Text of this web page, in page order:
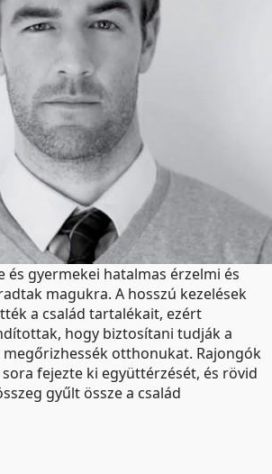
és gyermekei hatalmas érzelmi és
magukra. A hosszú kezelések
a család tartalékait, ezért
hogy biztosítani tudják a
otthonukat. Rajongók
fejezte ki együttérzését, és rövid
gyűlt össze a család